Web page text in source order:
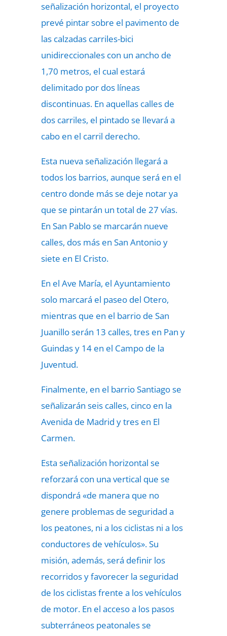
señalización horizontal, el proyecto
prevé pintar sobre el pavimento de
las calzadas carriles-bici
unidireccionales con un ancho de
1,70 metros, el cual estará
delimitado por dos líneas
discontinuas. En aquellas calles de
dos carriles, el pintado se llevará a
cabo en el carril derecho.
Esta nueva señalización llegará a
todos los barrios, aunque será en el
centro donde más se deje notar ya
que se pintarán un total de 27 vías.
En San Pablo se marcarán nueve
calles, dos más en San Antonio y
siete en El Cristo.
En el Ave María, el Ayuntamiento
solo marcará el paseo del Otero,
mientras que en el barrio de San
Juanillo serán 13 calles, tres en Pan y
Guindas y 14 en el Campo de la
Juventud.
Finalmente, en el barrio Santiago se
señalizarán seis calles, cinco en la
Avenida de Madrid y tres en El
Carmen.
Esta señalización horizontal se
reforzará con una vertical que se
dispondrá «de manera que no
genere problemas de seguridad a
los peatones, ni a los ciclistas ni a los
conductores de vehículos». Su
misión, además, será definir los
recorridos y favorecer la seguridad
de los ciclistas frente a los vehículos
de motor. En el acceso a los pasos
subterráneos peatonales se